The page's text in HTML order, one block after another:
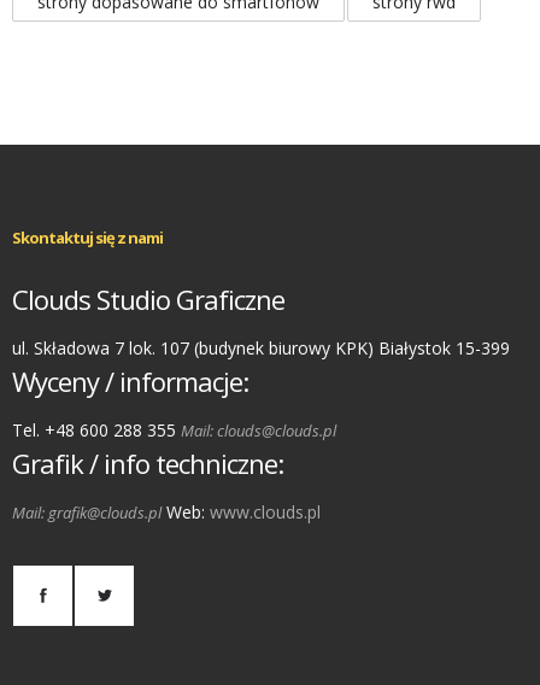
Skontaktuj się z nami
Clouds Studio Graficzne
ul. Składowa 7 lok. 107 (budynek biurowy KPK) Białystok 15-399
Wyceny / informacje:
Tel. +48 600 288 355 Mail: clouds@clouds.pl
Grafik / info techniczne:
Mail: grafik@clouds.plWeb: www.clouds.pl